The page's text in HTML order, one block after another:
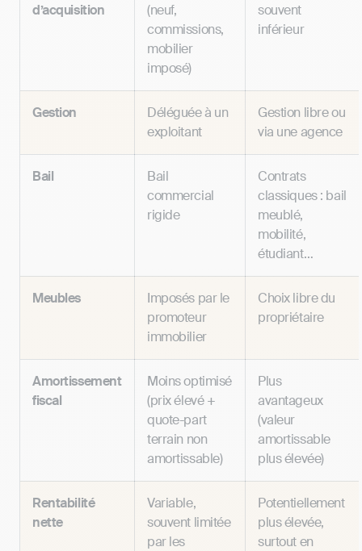
d’acquisition
(neuf,
commissions,
mobilier
imposé)
souvent
inférieur
Gestion
Déléguée à un
exploitant
Gestion libre ou
via une agence
Bail
Bail
commercial
rigide
Contrats
classiques : bail
meublé,
mobilité,
étudiant…
Meubles
Imposés par le
promoteur
immobilier
Choix libre du
propriétaire
Amortissement
fiscal
Moins optimisé
(prix élevé +
quote-part
terrain non
amortissable)
Plus
avantageux
(valeur
amortissable
plus élevée)
Rentabilité
nette
Variable,
souvent limitée
par les
Potentiellement
plus élevée,
surtout en